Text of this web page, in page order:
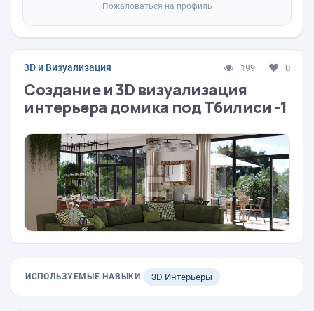
Пожаловаться на профиль
3D и Визуализация 199 0
Создание и 3D визуализация
интерьера домика под Тбилиси -1
ИСПОЛЬЗУЕМЫЕ НАВЫКИ 3D Интерьеры